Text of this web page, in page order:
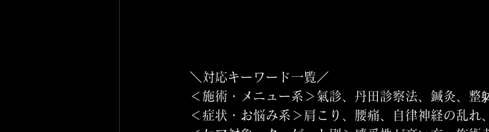
＼対応キーワード一覧／
＜施術・メニュー系＞氣診、丹田診察法、鍼灸、整
＜症状・お悩み系＞肩こり、腰痛、自律神経の乱れ